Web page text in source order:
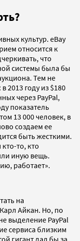
культур. eBay
относится к
что
системы была бы
Тем не
2013 году из $180
через PayPal,
показатель
13 000 человек, в
создаем ее
быть жесткими.
кто-то, кто
иную вещь.
работает».
на
Айкан. Но, по
выделение PayPal
сервиса близким
гигант дал бы за